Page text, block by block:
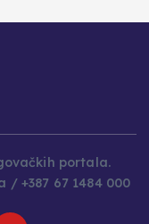
portala.
+387 67 1484 000